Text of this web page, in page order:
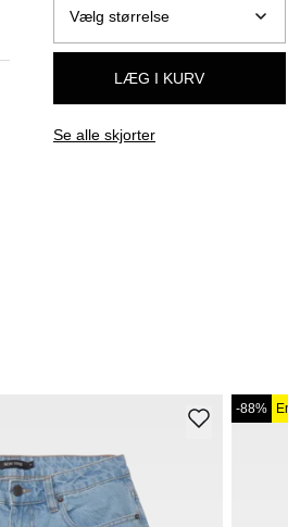
LÆG I KURV
Se alle skjorter
-88%